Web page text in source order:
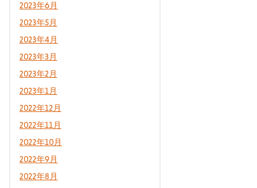
2023年6月
2023年5月
2023年4月
2023年3月
2023年2月
2023年1月
2022年12月
2022年11月
2022年10月
2022年9月
2022年8月